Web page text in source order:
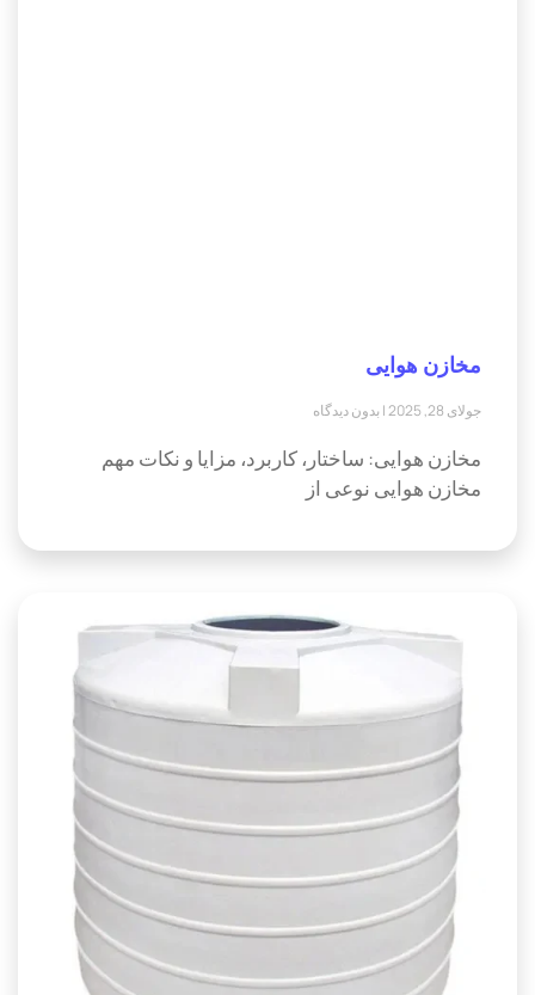
مخازن هوایی
جولای 28, 2025 بدون دیدگاه
مخازن هوایی: ساختار، کاربرد، مزایا و نکات مهم
مخازن هوایی نوعی از